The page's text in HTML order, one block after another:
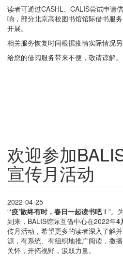
读者可通过CASHL、CALIS尝试申请
响，部分北京高校图书馆馆际借书服
开展。
相关服务恢复时间根据疫情实际情况另
给您的借阅服务带来不便，敬请谅解。
欢迎参加
宣传月活动
2022-04-25
“‘疫’散终有时，春日一起读书吧！ ”。
到来，BALIS馆际互借中心在2022年4
传月活动，希望更多的读者深入了解
源，有系统、有组织地推广阅读，撒
关怀，开拓视野，汲取力量。